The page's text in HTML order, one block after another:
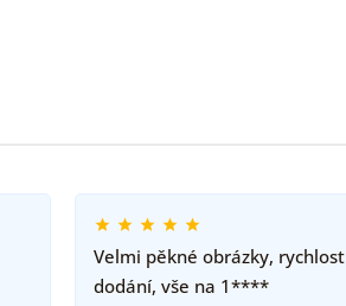
Velmi pěkné obrázky, rychlost
dodání, vše na 1****